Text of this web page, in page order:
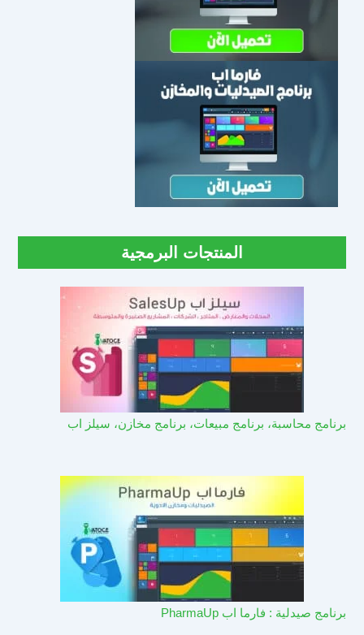
المنتجات البرمجية
برنامج محاسبة، برنامج مبيعات، برنامج مخازن، سيلز اب
برنامج صيدلية : فارما اب PharmaUp​